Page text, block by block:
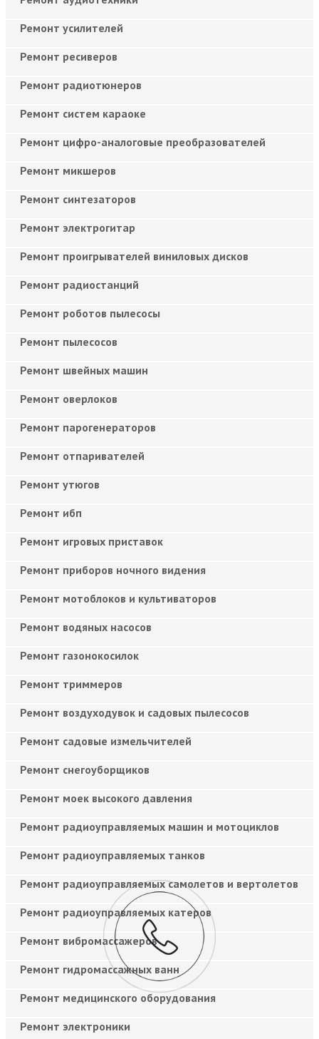
Ремонт усилителей
Ремонт ресиверов
Ремонт радиотюнеров
Ремонт систем караоке
Ремонт цифро-аналоговые преобразователей
Ремонт микшеров
Ремонт синтезаторов
Ремонт электрогитар
Ремонт проигрывателей виниловых дисков
Ремонт радиостанций
Ремонт роботов пылесосы
Ремонт пылесосов
Ремонт швейных машин
Ремонт оверлоков
Ремонт парогенераторов
Ремонт отпаривателей
Ремонт утюгов
Ремонт ибп
Ремонт игровых приставок
Ремонт приборов ночного видения
Ремонт мотоблоков и культиваторов
Ремонт водяных насосов
Ремонт газонокосилок
Ремонт триммеров
Ремонт воздуходувок и садовых пылесосов
Ремонт садовые измельчителей
Ремонт снегоуборщиков
Ремонт моек высокого давления
Ремонт радиоуправляемых машин и мотоциклов
Ремонт радиоуправляемых танков
Ремонт радиоуправляемых самолетов и вертолетов
Ремонт радиоуправляемых катеров
Ремонт вибромассажеров
Ремонт гидромассажных ванн
Ремонт медицинского оборудования
Ремонт электроники